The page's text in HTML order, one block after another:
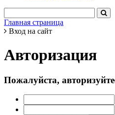
Главная страница
Вход на сайт
Авторизация
Пожалуйста,